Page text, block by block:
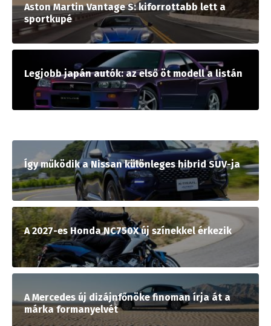
Aston Martin Vantage S: kiforrottabb lett a
sportkupé
Legjobb japán autók: az első öt modell a listán
Így működik a Nissan különleges hibrid SUV-ja
A 2027-es Honda NC750X új színekkel érkezik
A Mercedes új dizájnfőnöke finoman írja át a
márka formanyelvét